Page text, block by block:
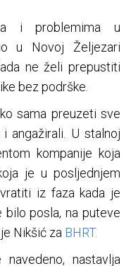
i problemima u
u Novoj Željezari
ne želi prepustiti
bez podrške.
sama preuzeti sve
angažirali. U stalnoj
kompanije koja
je u posljednjem
iz faza kada je
bilo posla, na puteve
Nikšić za BHRT.
nastavlja